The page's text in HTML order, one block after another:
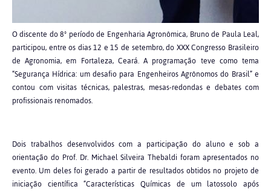
O discente do 8º período de Engenharia Agronômica, Bruno de Paula Leal,
participou, entre os dias 12 e 15 de setembro, do XXX Congresso Brasileiro
de Agronomia, em Fortaleza, Ceará. A programação teve como tema
“Segurança Hídrica: um desafio para Engenheiros Agrônomos do Brasil” e
contou com visitas técnicas, palestras, mesas-redondas e debates com
profissionais renomados.
Dois trabalhos desenvolvidos com a participação do aluno e sob a
orientação do Prof. Dr. Michael Silveira Thebaldi foram apresentados no
evento. Um deles foi gerado a partir de resultados obtidos no projeto de
iniciação científica “Características Químicas de um latossolo após